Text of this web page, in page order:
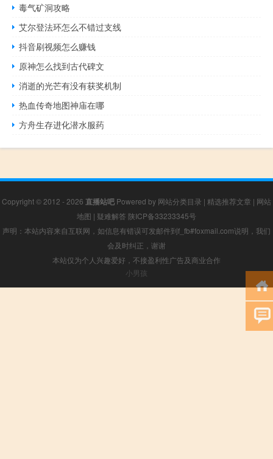
毒气矿洞攻略
艾尔登法环怎么不错过支线
抖音刷视频怎么赚钱
原神怎么找到古代碑文
消逝的光芒有没有获奖机制
热血传奇地图神庙在哪
方舟生存进化潜水服药
Copyright © 2012 - 2026 直播站吧 Powered by 网站分类目录 | 精选推荐文章 | 网站
地图 | 疑难解答 陕ICP备33233345号
声明：本站内容来自互联网，如信息有错误可发邮件到f_fb#foxmail.com说明，我们
会及时纠正，谢谢
本站仅为个人兴趣爱好，不接盈利性广告及商业合作
小男孩